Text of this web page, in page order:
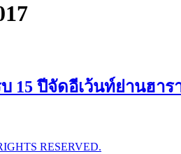
15 ปีจัดอีเว้นท์ย่านฮาร
RESERVED.